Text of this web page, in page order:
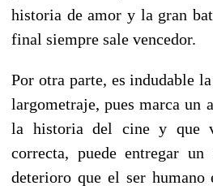
historia de amor y la gran
final siempre sale vencedor.
Por otra parte, es indudable
largometraje, pues marca un
la historia del cine y que
correcta, puede entregar un
deterioro que el ser humano